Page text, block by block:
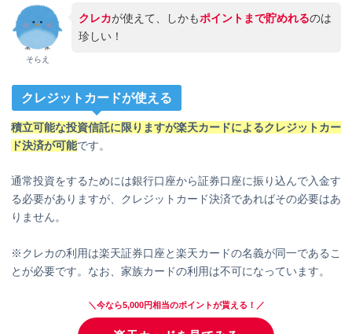
そらえ
クレカが使えて、しかもポイントまで貯めれるのは
珍しい！
クレジットカードが使える
積立可能な投資信託に限りますが楽天カードによるクレジットカー
ド決済が可能です。
通常投資をするためには銀行口座から証券口座に振り込んで入金す
る必要がありますが、クレジットカード決済であればその必要はあ
りません。
※クレカの利用は楽天証券口座と楽天カードの名義が同一であるこ
とが必要です。なお、家族カードの利用は不可になっています。
＼今なら5,000円相当のポイントが貰える！／